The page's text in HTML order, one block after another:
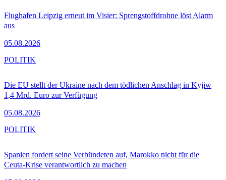
Flughafen Leipzig erneut im Visier: Sprengstoffdrohne löst Alarm
aus
05.08.2026
Die EU stellt der Ukraine nach dem tödlichen Anschlag in Kyjiw
1,4 Mrd. Euro zur Verfügung
05.08.2026
POLITIK
Spanien fordert seine Verbündeten auf, Marokko nicht für die
Ceuta-Krise verantwortlich zu machen
POLITIK